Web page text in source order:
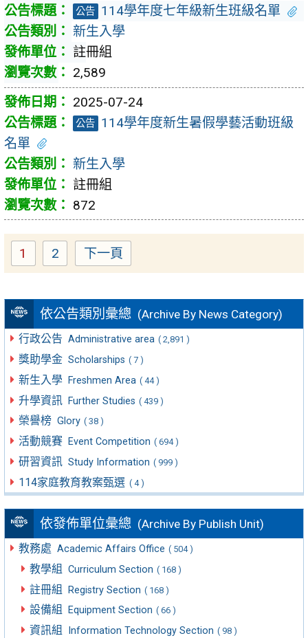
依公告類別彙總 (Archive By News Category)
行政公告 Administrative area ( 2,891 )
獎助學金 Scholarships ( 7 )
新生入學 Freshmen Area ( 44 )
升學資訊 Further Studies ( 439 )
榮譽榜 Glory ( 38 )
活動競賽 Event Competition ( 694 )
研習資訊 Study Information ( 999 )
114家庭教育教案甄選 ( 4 )
依發佈單位彙總 (Archive By Publish Unit)
教務處 Academic Affairs Office ( 504 )
教學組 Curriculum Section ( 168 )
註冊組 Registry Section ( 168 )
設備組 Equipment Section ( 66 )
資訊組 Information Technology Section ( 98 )
公告 114學年度七年級新生班級名單
新生入學
註冊組
2,589
2025-07-24
公告 114學年度新生暑假學藝活動班級
名單
新生入學
註冊組
872
Page
1 Page
2 下一頁